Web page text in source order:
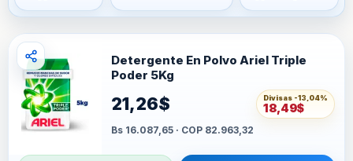
Detergente En Polvo Ariel Triple
Poder 5Kg
21,26$ Divisas -13,04%
18,49$
Bs 16.087,65 · COP 82.963,32